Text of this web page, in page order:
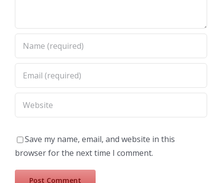
Save my name, email, and website in this
browser for the next time I comment.